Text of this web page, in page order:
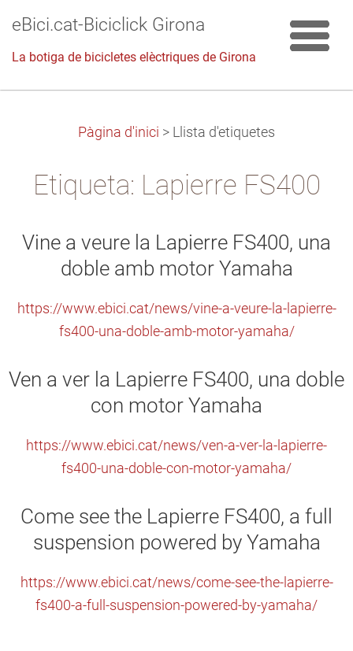
eBici.cat-Biciclick Girona
La botiga de bicicletes elèctriques de Girona
Pàgina d'inici > Llista d'etiquetes
Etiqueta: Lapierre FS400
Vine a veure la Lapierre FS400, una
doble amb motor Yamaha
https://www.ebici.cat/news/vine-a-veure-la-lapierre-
fs400-una-doble-amb-motor-yamaha/
Ven a ver la Lapierre FS400, una doble
con motor Yamaha
https://www.ebici.cat/news/ven-a-ver-la-lapierre-
fs400-una-doble-con-motor-yamaha/
Come see the Lapierre FS400, a full
suspension powered by Yamaha
https://www.ebici.cat/news/come-see-the-lapierre-
fs400-a-full-suspension-powered-by-yamaha/